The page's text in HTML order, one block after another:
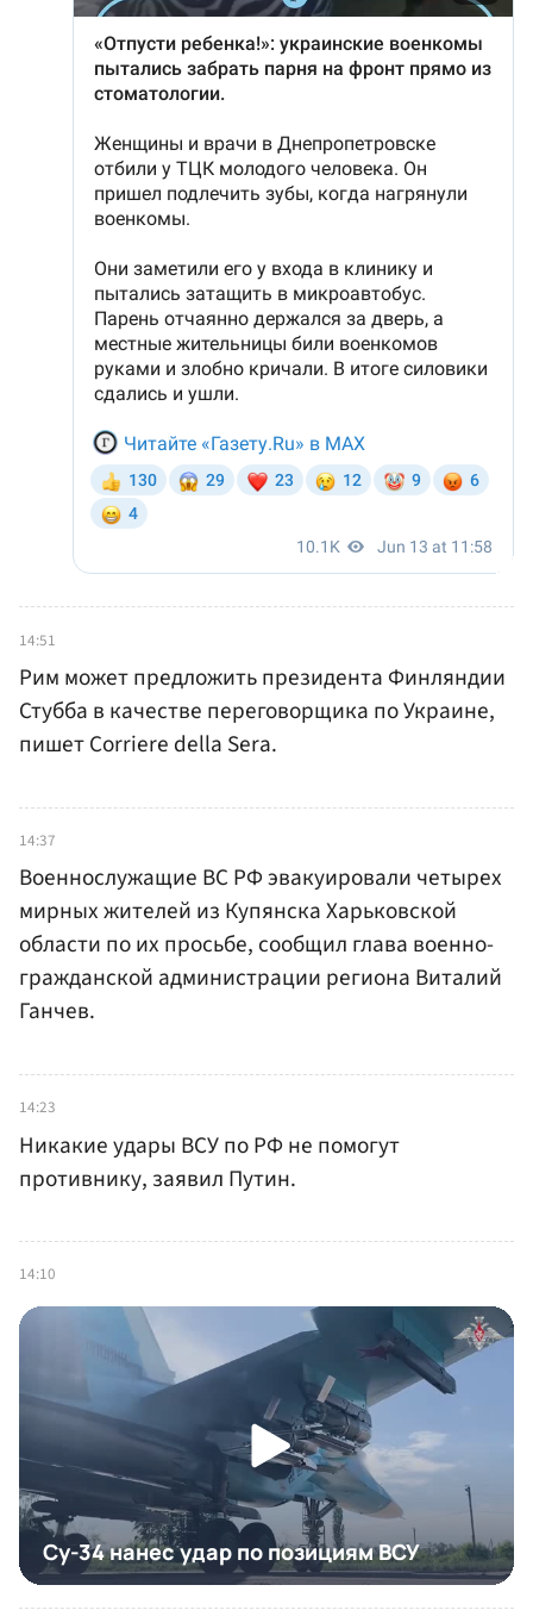
14:51
Рим может предложить президента Финляндии
Стубба в качестве переговорщика по Украине,
пишет Corriere della Sera.
14:37
Военнослужащие ВС РФ эвакуировали четырех
мирных жителей из Купянска Харьковской
области по их просьбе, сообщил глава военно-
гражданской администрации региона Виталий
Ганчев.
14:23
Никакие удары ВСУ по РФ не помогут
противнику, заявил Путин.
14:10